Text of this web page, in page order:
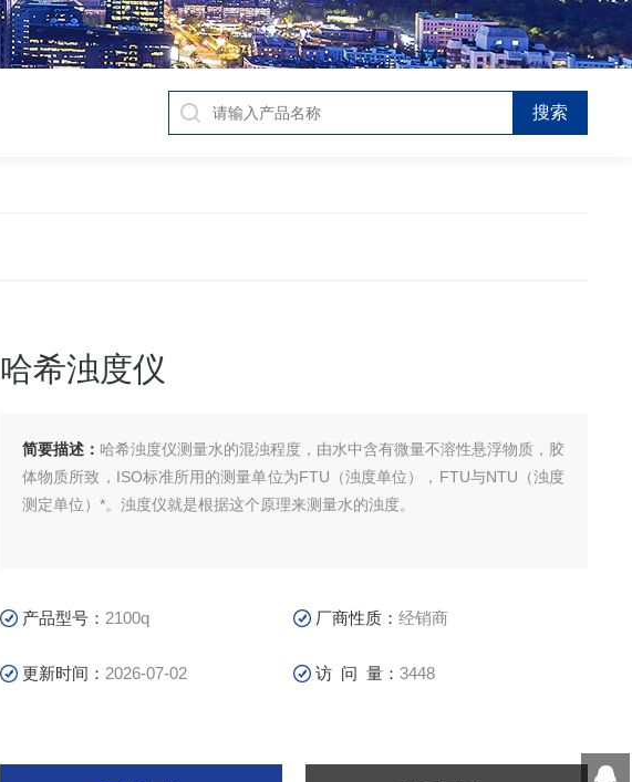
哈希浊度仪
简要描述： 哈希浊度仪测量水的混浊程度，由水中含有微量不溶性悬浮物质，胶
体物质所致，ISO标准所用的测量单位为FTU（浊度单位），FTU与NTU（浊度
测定单位）*。浊度仪就是根据这个原理来测量水的浊度。
产品型号： 2100q 厂商性质：经销商
更新时间： 2026-07-02 访 问 量：3448